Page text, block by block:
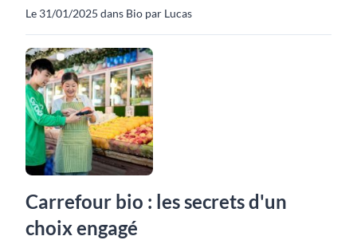
Le 31/01/2025 dans Bio par Lucas
Carrefour bio : les secrets d'un
choix engagé